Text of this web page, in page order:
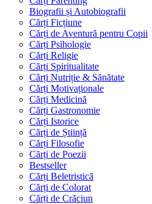
Biografii și Autobiografii
Cărți Ficțiune
Cărți de Aventură pentru Copii
Cărți Psihologie
Cărți Religie
Cărți Spiritualitate
Cărți Nutriție & Sănătate
Cărți Motivaționale
Cărți Medicină
Cărți Gastronomie
Cărți Istorice
Cărți de Știință
Cărți Filosofie
Cărți de Poezii
Bestseller
Cărți Beletristică
Cărți de Colorat
Cărți de Crăciun